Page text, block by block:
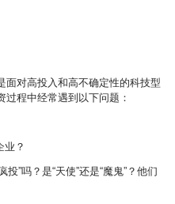
面对高投入和高不确定性的科技型
程中经常遇到以下问题：
业？
”吗？是“天使”还是“魔鬼”？他们